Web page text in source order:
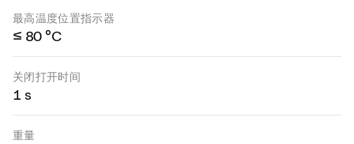
最高温度位置指示器
≤ 80 °C
关闭打开时间
1 s
重量